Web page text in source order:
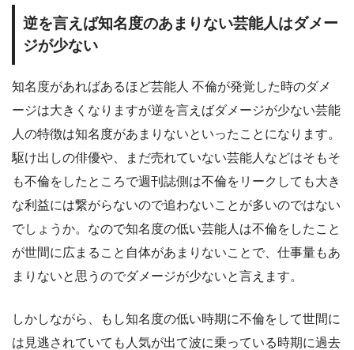
逆を言えば知名度のあまりない芸能人はダメー
ジが少ない
知名度があればあるほど芸能人 不倫が発覚した時のダメ
ージは大きくなりますが逆を言えばダメージが少ない芸能
人の特徴は知名度があまりないといったことになります。
駆け出しの俳優や、まだ売れていない芸能人などはそもそ
も不倫をしたところで週刊誌側は不倫をリークしても大き
な利益には繋がらないので追わないことが多いのではない
でしょうか。なので知名度の低い芸能人は不倫をしたこと
が世間に広まること自体があまりないことで、仕事量もあ
まりないと思うのでダメージが少ないと言えます。
しかしながら、もし知名度の低い時期に不倫をして世間に
は見逃されていても人気が出て波に乗っている時期に過去